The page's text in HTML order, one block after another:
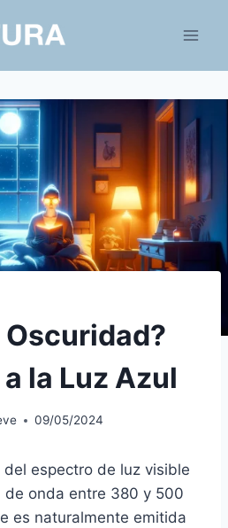
Oscuridad?
la Luz Azul
09/05/2024
espectro de luz visible
onda entre 380 y 500
es naturalmente emitida